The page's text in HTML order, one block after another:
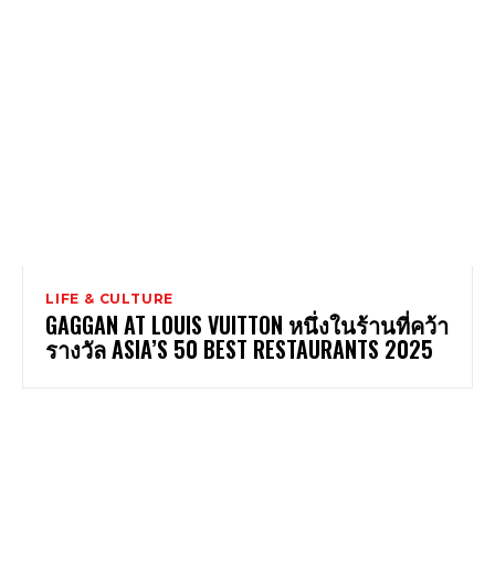
LIFE & CULTURE
GAGGAN AT LOUIS VUITTON หนึ่งในร้านที่คว้า
รางวัล ASIA’S 50 BEST RESTAURANTS 2025